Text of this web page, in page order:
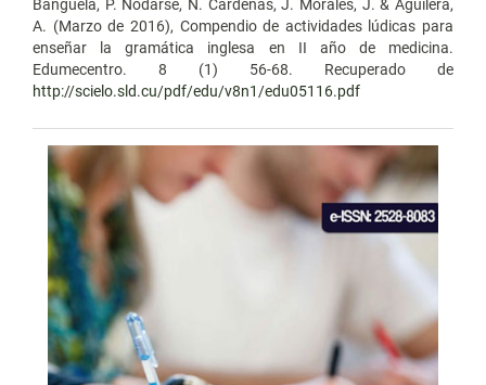
Banguela, P. Nodarse, N. Cárdenas, J. Morales, J. & Aguilera,
A. (Marzo de 2016), Compendio de actividades lúdicas para
enseñar la gramática inglesa en II año de medicina.
Edumecentro. 8 (1) 56-68. Recuperado de
http://scielo.sld.cu/pdf/edu/v8n1/edu05116.pdf